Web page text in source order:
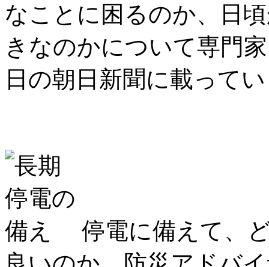
なことに困るのか、日
きなのかについて専門
日の朝日新聞に載って
停電に備えて、